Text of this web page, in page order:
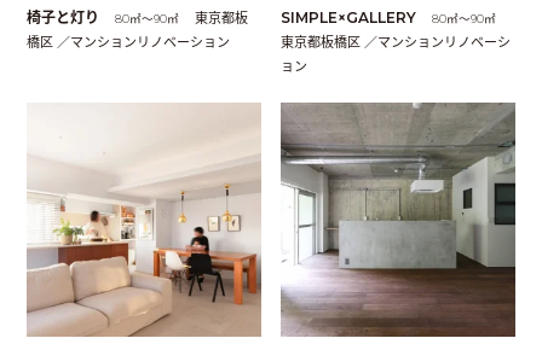
椅子と灯り 80㎡〜90㎡
東京都板
橋区 ／マンションリノベーション
SIMPLE×GALLERY 80㎡〜90㎡
東京都板橋区 ／マンションリノベーシ
ョン